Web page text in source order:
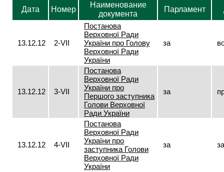
Дата Номер
Наименование
документа
Парламент
13.12.12 2-VII
Постанова
Верховної Ради
України про Голову
Верховної Ради
України
за
13.12.12 3-VII
Постанова
Верховної Ради
України про
Першого заступника
Голови Верховної
Ради України
за
13.12.12 4-VII
Постанова
Верховної Ради
України про
заступника Голови
Верховної Ради
України
за за